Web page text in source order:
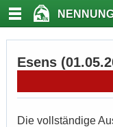
Esens
Die vollständige